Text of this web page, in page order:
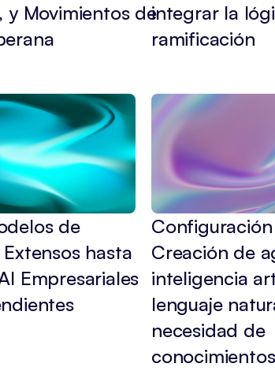
y Movimientos de integrar la
ramificación
de
hasta
Empresariales
Creación de
inteligencia
lenguaje
necesidad de